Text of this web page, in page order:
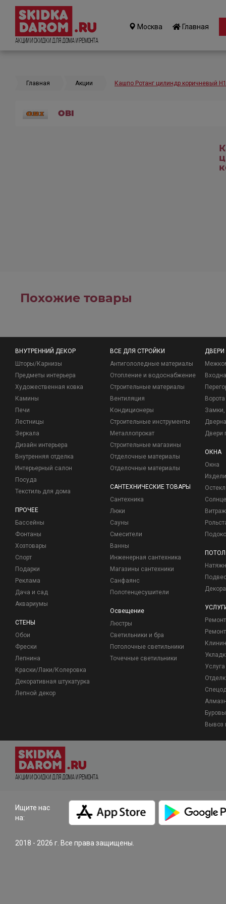
Акции и Скидки для дома и ремонта
Москва Главная
Главная Акции Кашпо Ротанг цилиндр коричневый
OBI
Похожие товары
ВНУТРЕННИЙ ДЕКОР
Шторы/Карнизы
Предметы интерьера
Художественная ковка
Камины
Печи
Лестницы
Зеркала
Дизайн интерьера
Внутренняя отделка
Интерьерный салон
Посуда
Текстиль для дома
ПРОЧЕЕ
Бассейны
Фонтаны
Хозтовары
Спорт
Подарки
Реклама
Дача и сад
Аквариумы
СТЕНЫ
Обои
Фрески
Лепнина
Краски/Лаки/Колеровка
Декоративная штукатурка
Лепной декор
ВСЕ ДЛЯ СТРОЙКИ
Антигололедные материалы
Отопление и водоснабжение
Строительные материалы
Вентиляция
Кондиционеры
Строительные инструменты
Металлопрокат
Строительные магазины
Отделочные материалы
Отделочные материалы
САНТЕХНИЧЕСКИЕ ТОВАРЫ
Сантехника
Люки
Сауны
Смесители
Ванны
Инженерная сантехника
Магазины сантехники
Санфаянс
Полотенцесушители
Освещение
Люстры
Светильники и бра
Потолочные светильники
Точечные светильники
ДВЕРИ
Ворота
Замки,
Двери
ОКНА
Окна
Вывоз
Акции и Скидки для дома и ремонта
Ищите нас
на:
2018 - 2026 г. Все права защищены.